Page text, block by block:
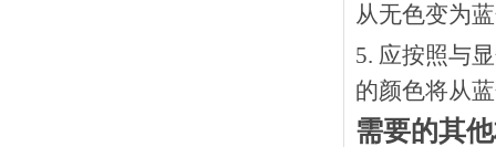
从无色变为
5. 应按照与
的颜色将从
需要的其